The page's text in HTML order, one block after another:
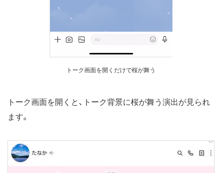
トーク画面を開くだけで桜が舞う
トーク画面を開くと、トーク背景に桜が舞う演出が見られ
ます。